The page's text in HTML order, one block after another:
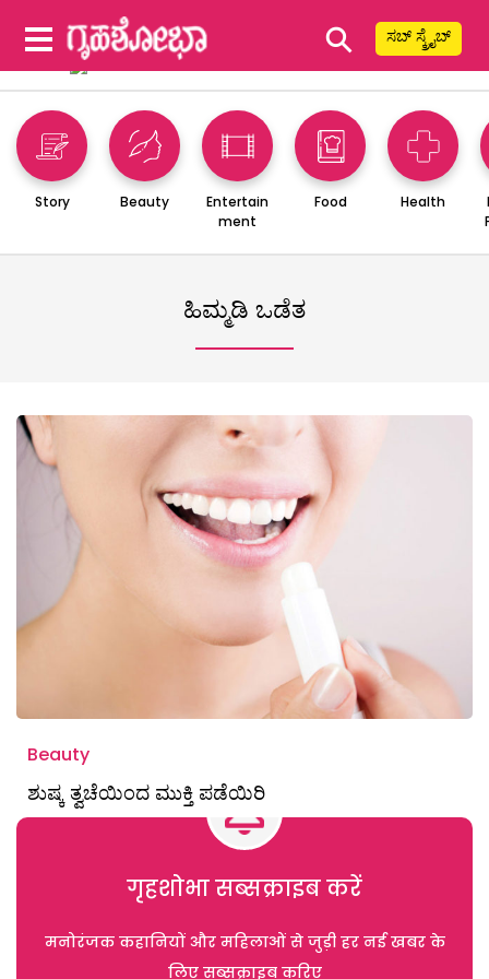
⚲ ಸಬ್ ಸ್ಕ್ರೈಬ್
Story Beauty
Entertain
ment
Food Health
ಹಿಮ್ಮಡಿ ಒಡೆತ
Beauty
ಶುಷ್ಕ ತ್ವಚೆಯಿಂದ ಮುಕ್ತಿ ಪಡೆಯಿರಿ
गृहशोभा सब्सक्राइब करें
मनोरंजक कहानियों और महिलाओं से जुड़ी हर नई खबर के
लिए सब्सक्राइब करिए